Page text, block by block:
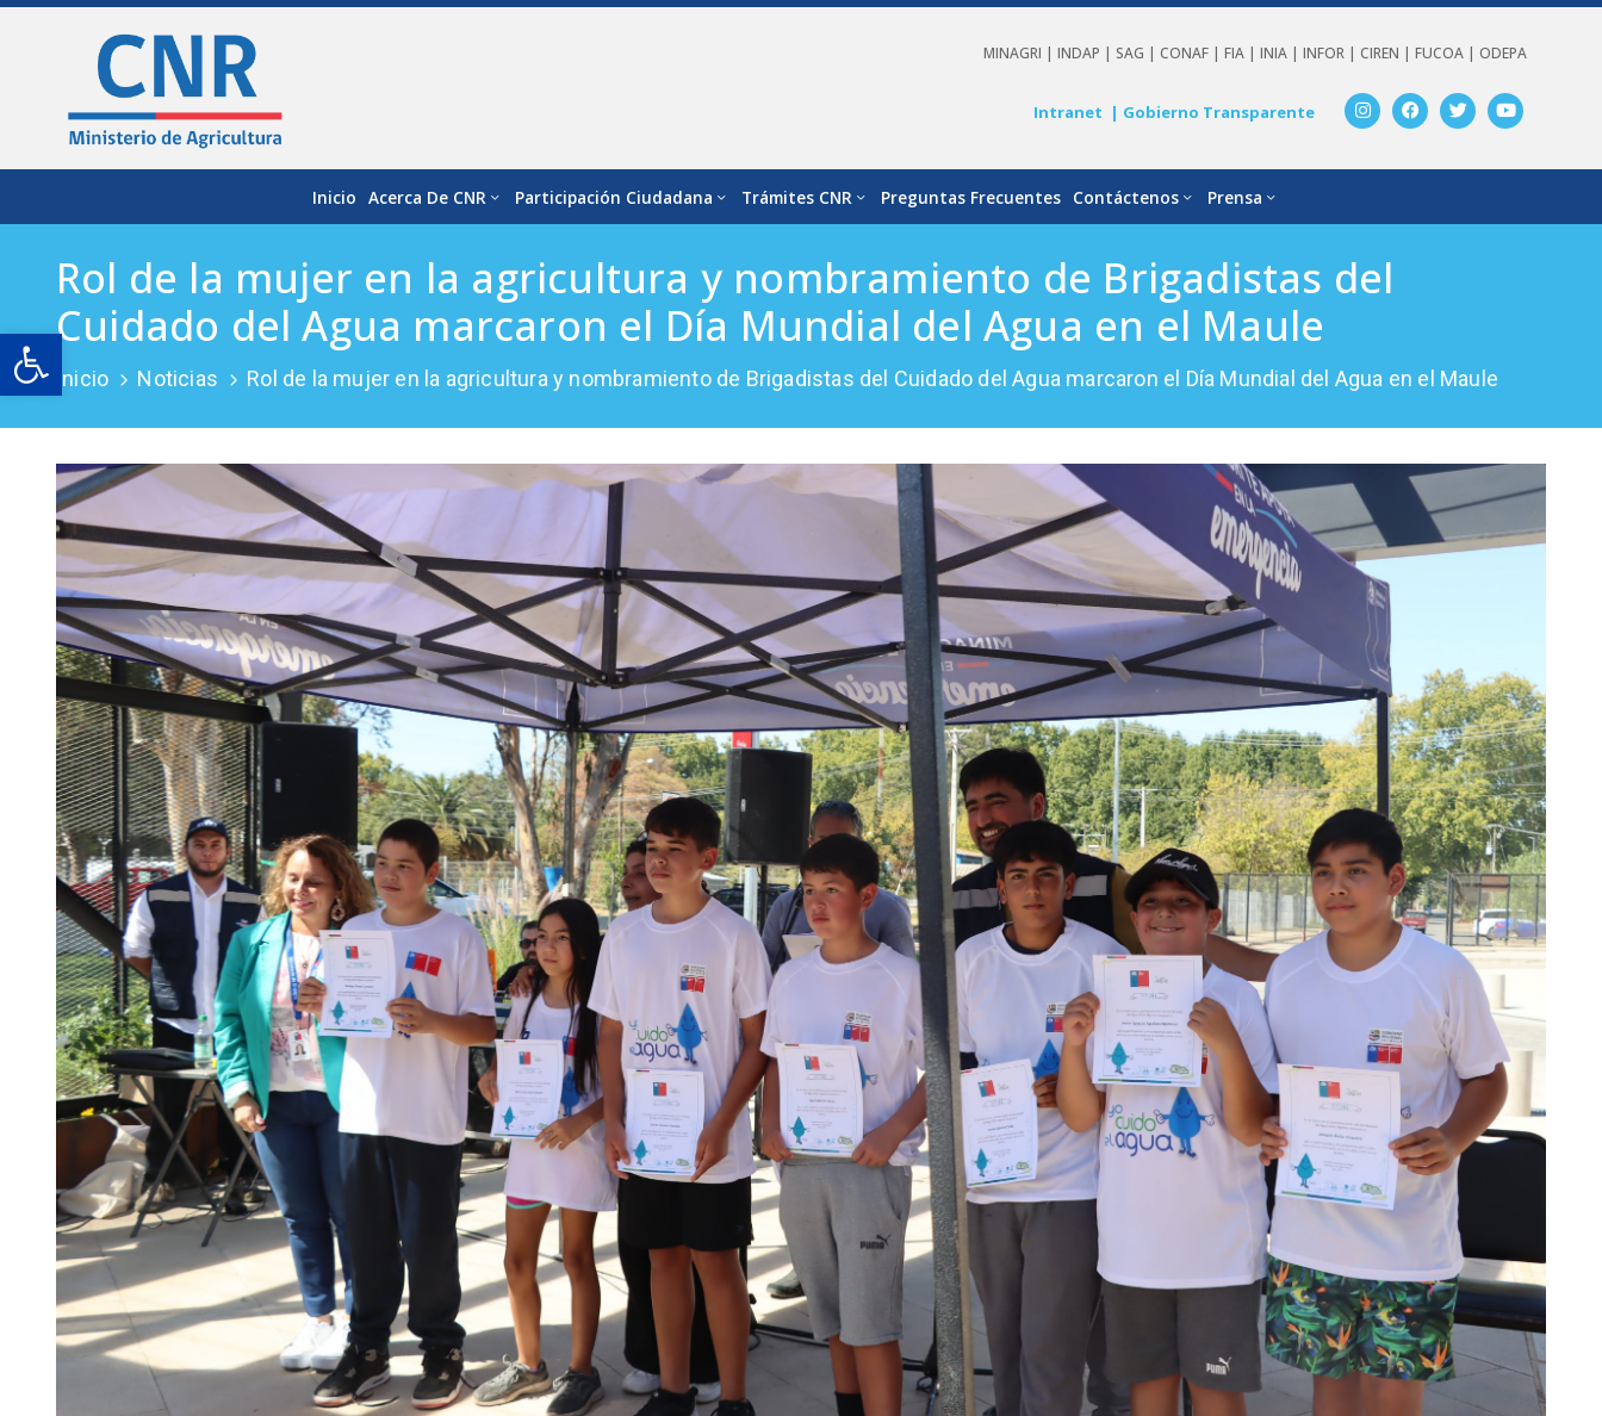
Open toolbar
MINAGRI |INDAP | SAG | CONAF |FIA |INIA |INFOR | CIREN |FUCOA | ODEPA
Intranet | Gobierno Transparente
Inicio Acerca De CNR Participación Ciudadana Trámites CNR Preguntas Frecuentes Contáctenos Prensa
Rol de la mujer en la agricultura y nombramiento de Brigadistas del
Cuidado del Agua marcaron el Día Mundial del Agua en el Maule
Inicio Noticias Rol de la mujer en la agricultura y nombramiento de Brigadistas del Cuidado del Agua marcaron el Día Mundial del Agua en el Maule